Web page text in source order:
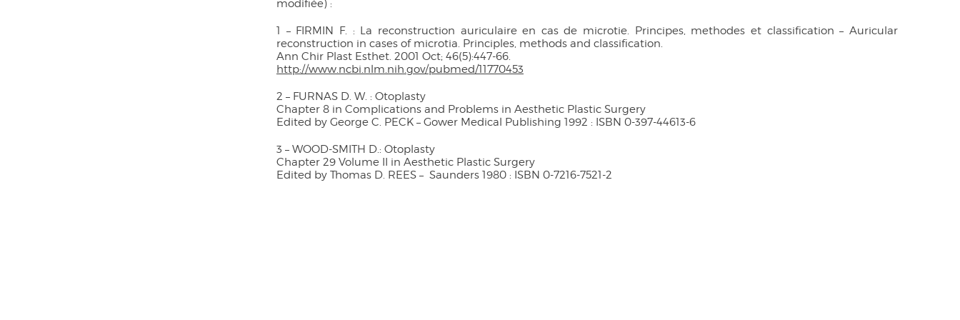
modifiée) :
1 – FIRMIN F. : La reconstruction auriculaire en cas de microtie. Principes, methodes et classification – Auricular
reconstruction in cases of microtia. Principles, methods and classification.
Ann Chir Plast Esthet. 2001 Oct; 46(5):447-66.
http://www.ncbi.nlm.nih.gov/pubmed/11770453
2 – FURNAS D. W. : Otoplasty
Chapter 8 in Complications and Problems in Aesthetic Plastic Surgery
Edited by George C. PECK – Gower Medical Publishing 1992 : ISBN 0-397-44613-6
3 – WOOD-SMITH D.: Otoplasty
Chapter 29 Volume II in Aesthetic Plastic Surgery
Edited by Thomas D. REES – Saunders 1980 : ISBN 0-7216-7521-2